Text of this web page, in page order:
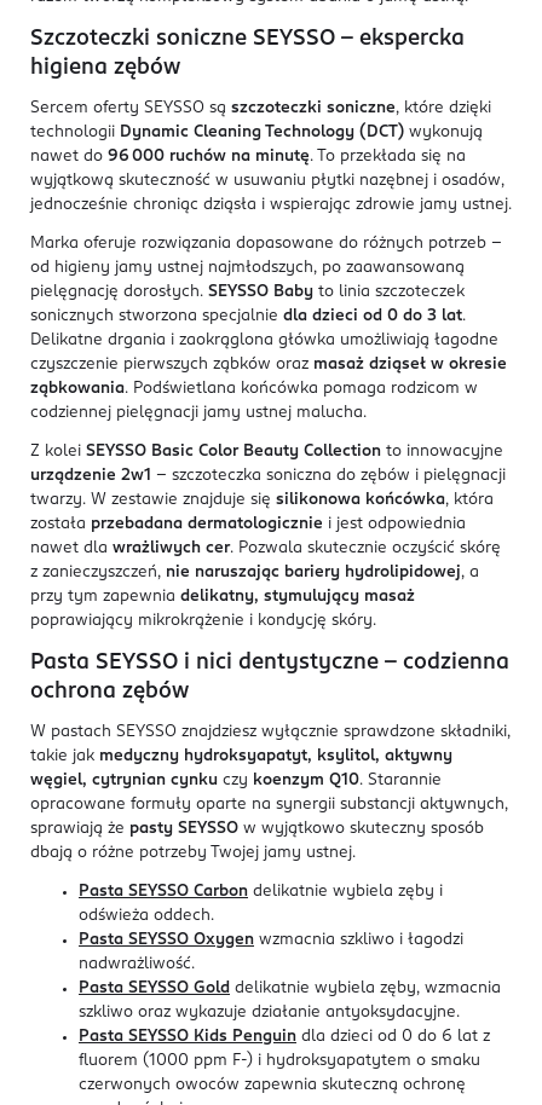
Szczoteczki soniczne SEYSSO – ekspercka
higiena zębów
Sercem oferty SEYSSO są szczoteczki soniczne, które dzięki
technologii Dynamic Cleaning Technology (DCT) wykonują
nawet do 96 000 ruchów na minutę. To przekłada się na
wyjątkową skuteczność w usuwaniu płytki nazębnej i osadów,
jednocześnie chroniąc dziąsła i wspierając zdrowie jamy ustnej.
Marka oferuje rozwiązania dopasowane do różnych potrzeb –
od higieny jamy ustnej najmłodszych, po zaawansowaną
pielęgnację dorosłych. SEYSSO Baby to linia szczoteczek
sonicznych stworzona specjalnie dla dzieci od 0 do 3 lat.
Delikatne drgania i zaokrąglona główka umożliwiają łagodne
czyszczenie pierwszych ząbków oraz masaż dziąseł w okresie
ząbkowania. Podświetlana końcówka pomaga rodzicom w
codziennej pielęgnacji jamy ustnej malucha.
Z kolei SEYSSO Basic Color Beauty Collection to innowacyjne
urządzenie 2w1 – szczoteczka soniczna do zębów i pielęgnacji
twarzy. W zestawie znajduje się silikonowa końcówka, która
została przebadana dermatologicznie i jest odpowiednia
nawet dla wrażliwych cer. Pozwala skutecznie oczyścić skórę
z zanieczyszczeń, nie naruszając bariery hydrolipidowej, a
przy tym zapewnia delikatny, stymulujący masaż
poprawiający mikrokrążenie i kondycję skóry.
Pasta SEYSSO i nici dentystyczne – codzienna
ochrona zębów
W pastach SEYSSO znajdziesz wyłącznie sprawdzone składniki,
takie jak medyczny hydroksyapatyt, ksylitol, aktywny
węgiel, cytrynian cynku czy koenzym Q10. Starannie
opracowane formuły oparte na synergii substancji aktywnych,
sprawiają że pasty SEYSSO w wyjątkowo skuteczny sposób
dbają o różne potrzeby Twojej jamy ustnej.
Pasta SEYSSO Carbon delikatnie wybiela zęby i
odświeża oddech.
Pasta SEYSSO Oxygen wzmacnia szkliwo i łagodzi
nadwrażliwość.
Pasta SEYSSO Gold delikatnie wybiela zęby, wzmacnia
szkliwo oraz wykazuje działanie antyoksydacyjne.
Pasta SEYSSO Kids Penguin dla dzieci od 0 do 6 lat z
fluorem (1000 ppm F-) i hydroksyapatytem o smaku
czerwonych owoców zapewnia skuteczną ochronę